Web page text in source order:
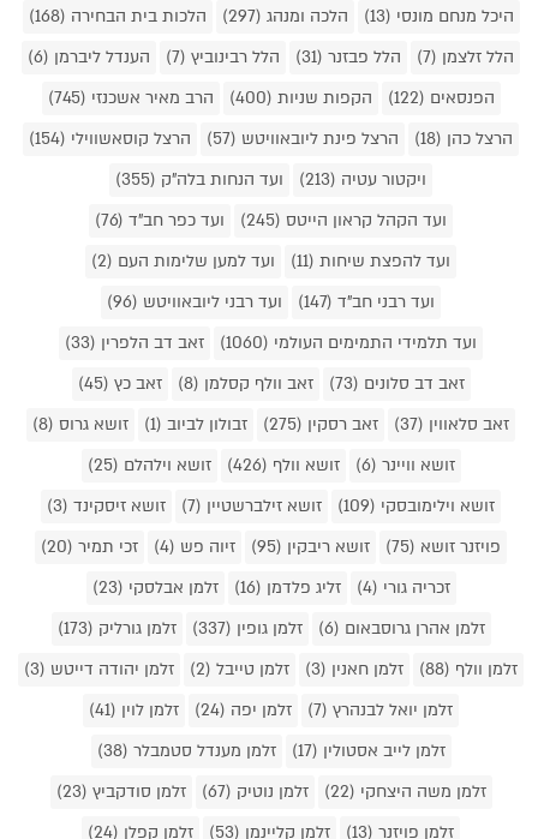
היכל מנחם מונסי (13) הלכה ומנהג (297)
הלכות בית הבחירה (168)
הלל זלצמן (7)
הלל פבזנר (31) הלל רבינוביץ (7)
הענדל ליברמן (6)
הפנסאים (122)
הקפות שניות (400)
הרב מאיר אשכנזי (745)
הרצל כהן (18)
הרצל פינת ליובאוויטש (57)
הרצל קוסאשווילי (154)
ויקטור עטיה (213)
ועד הנחות בלה"ק (355)
ועד הקהל קראון הייטס (245)
ועד כפר חב"ד (76)
ועד להפצת שיחות (11)
ועד למען שלימות העם (2)
ועד רבני חב"ד (147)
ועד רבני ליובאוויטש (96)
ועד תלמידי התמימים העולמי (1060)
זאב דב הלפרין (33)
זאב דב סלונים (73)
זאב וולף קסלמן (8)
זאב כץ (45)
זאב סלאווין (37)
זאב רסקין (275) זבולון לביוב (1)
זושא גרוס (8)
זושא וויינר (6)
זושא וולף (426)
זושא וילהלם (25)
זושא וילימובסקי (109)
זושא זילברשטיין (7)
זושא זיסקינד (3)
פויזנר זושא (75)
זושא ריבקין (95) זיוה פש (4)
זכי תמיר (20)
זכריה גורי (4)
זליג פלדמן (16)
זלמן אבלסקי (23)
זלמן אהרן גרוסבאום (6)
זלמן גופין (337)
זלמן גורליק (173)
זלמן וולף (88)
זלמן חאנין (3) זלמן טייבל (2)
זלמן יהודה דייטש (3)
זלמן יואל לבנהרץ (7)
זלמן יפה (24)
זלמן לוין (41)
זלמן לייב אסטולין (17)
זלמן מענדל סטמבלר (38)
זלמן משה היצחקי (22)
זלמן נוטיק (67)
זלמן סודקביץ (23)
זלמן פויזנר (13)
זלמן קליינמן (53)
זלמן קפלן (24)